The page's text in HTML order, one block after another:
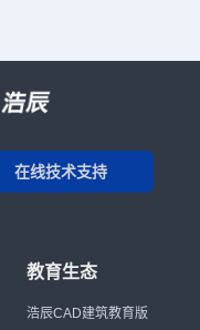
在线技术支持
教育生态
浩辰CAD建筑教育版